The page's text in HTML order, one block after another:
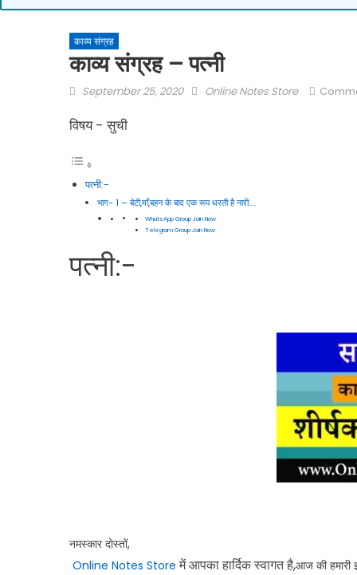
काव्य संग्रह
काव्य संग्रह – पत्नी
September 25, 2020 Online Notes Store
विषय - सुची
पत्नी:-
भाग- 1 – बेटी,माँ,बहन के बाद एक रूप धरती है नारी….
WhatsApp Group Join Now
Telegram Group Join Now
पत्नी:-
नमस्कार दोस्तों,
Online Notes Store में आपका हार्दिक स्वागत है,आज की हमारी